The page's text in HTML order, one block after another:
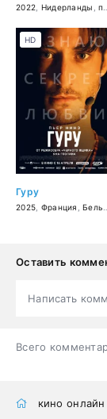
2022 Нидерланды ,приключения
Гуру
2025 Франция ,Бельгия
HD
Оставить
Написать
Всего
кино онлайн